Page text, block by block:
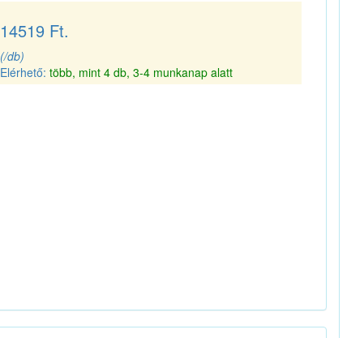
14519 Ft.
(/db)
Elérhető:több, mint 4 db, 3-4 munkanap alatt